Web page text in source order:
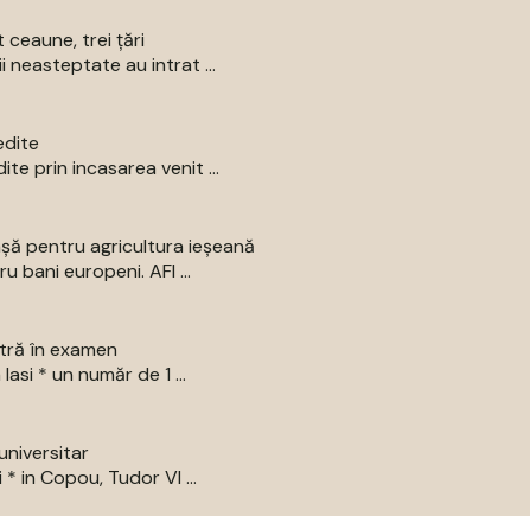
ceaune, trei țări
neasteptate au intrat ...
prin incasarea venit ...
pentru agricultura ieșeană
bani europeni. AFI ...
în examen
* un număr de 1 ...
in Copou, Tudor Vl ...